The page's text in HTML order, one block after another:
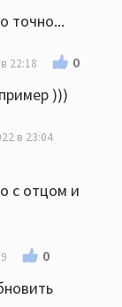
точно...
22:18 0
)))
в 23:04
с отцом и
0